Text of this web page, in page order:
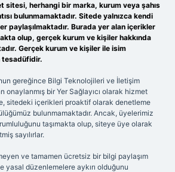
sitesi, herhangi bir marka, kurum veya şahıs
bulunmamaktadır. Sitede yalnızca kendi
paylaşılmaktadır. Burada yer alan içerikler
olup, gerçek kurum ve kişiler hakkında
Gerçek kurum ve kişiler ile isim
tesadüfidir.
gereğince Bilgi Teknolojileri ve İletişim
onaylanmış bir Yer Sağlayıcı olarak hizmet
sitedeki içerikleri proaktif olarak denetleme
bulunmamaktadır. Ancak, üyelerimiz
taşımakta olup, siteye üye olarak
sayılırlar.
ve tamamen ücretsiz bir bilgi paylaşım
yasal düzenlemelere aykırı olduğunu